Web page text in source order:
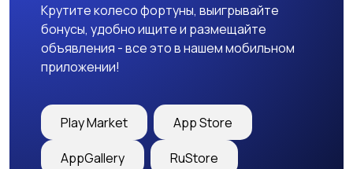
Крутите колесо фортуны, выигрывайте
бонусы, удобно ищите и размещайте
объявления - все это в нашем мобильном
приложении!
Play Market App Store
AppGallery RuStore